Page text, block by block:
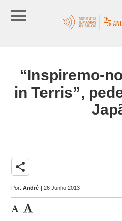
“Inspiremo-
in Terris”,
share
Por:André | 26 Junho 2013